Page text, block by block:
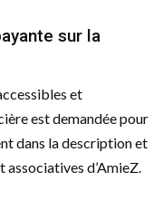
sur la
et
est demandée pour
dans la description et
associatives d’AmieZ.